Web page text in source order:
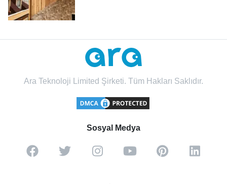
Ara Teknoloji Limited Şirketi. Tüm Hakları Saklıdır.
Sosyal Medya